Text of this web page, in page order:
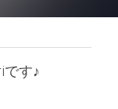
です♪